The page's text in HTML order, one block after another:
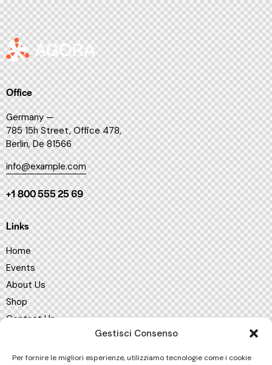
Gestisci Consenso
Per fornire le migliori esperienze, utilizziamo tecnologie come i cookie
Office
Germany —
785 15h Street, Office 478,
Berlin, De 81566
info@example.com
+1 800 555 25 69
Links
Home
Events
About Us
Shop
Contact Us
Get in Touch